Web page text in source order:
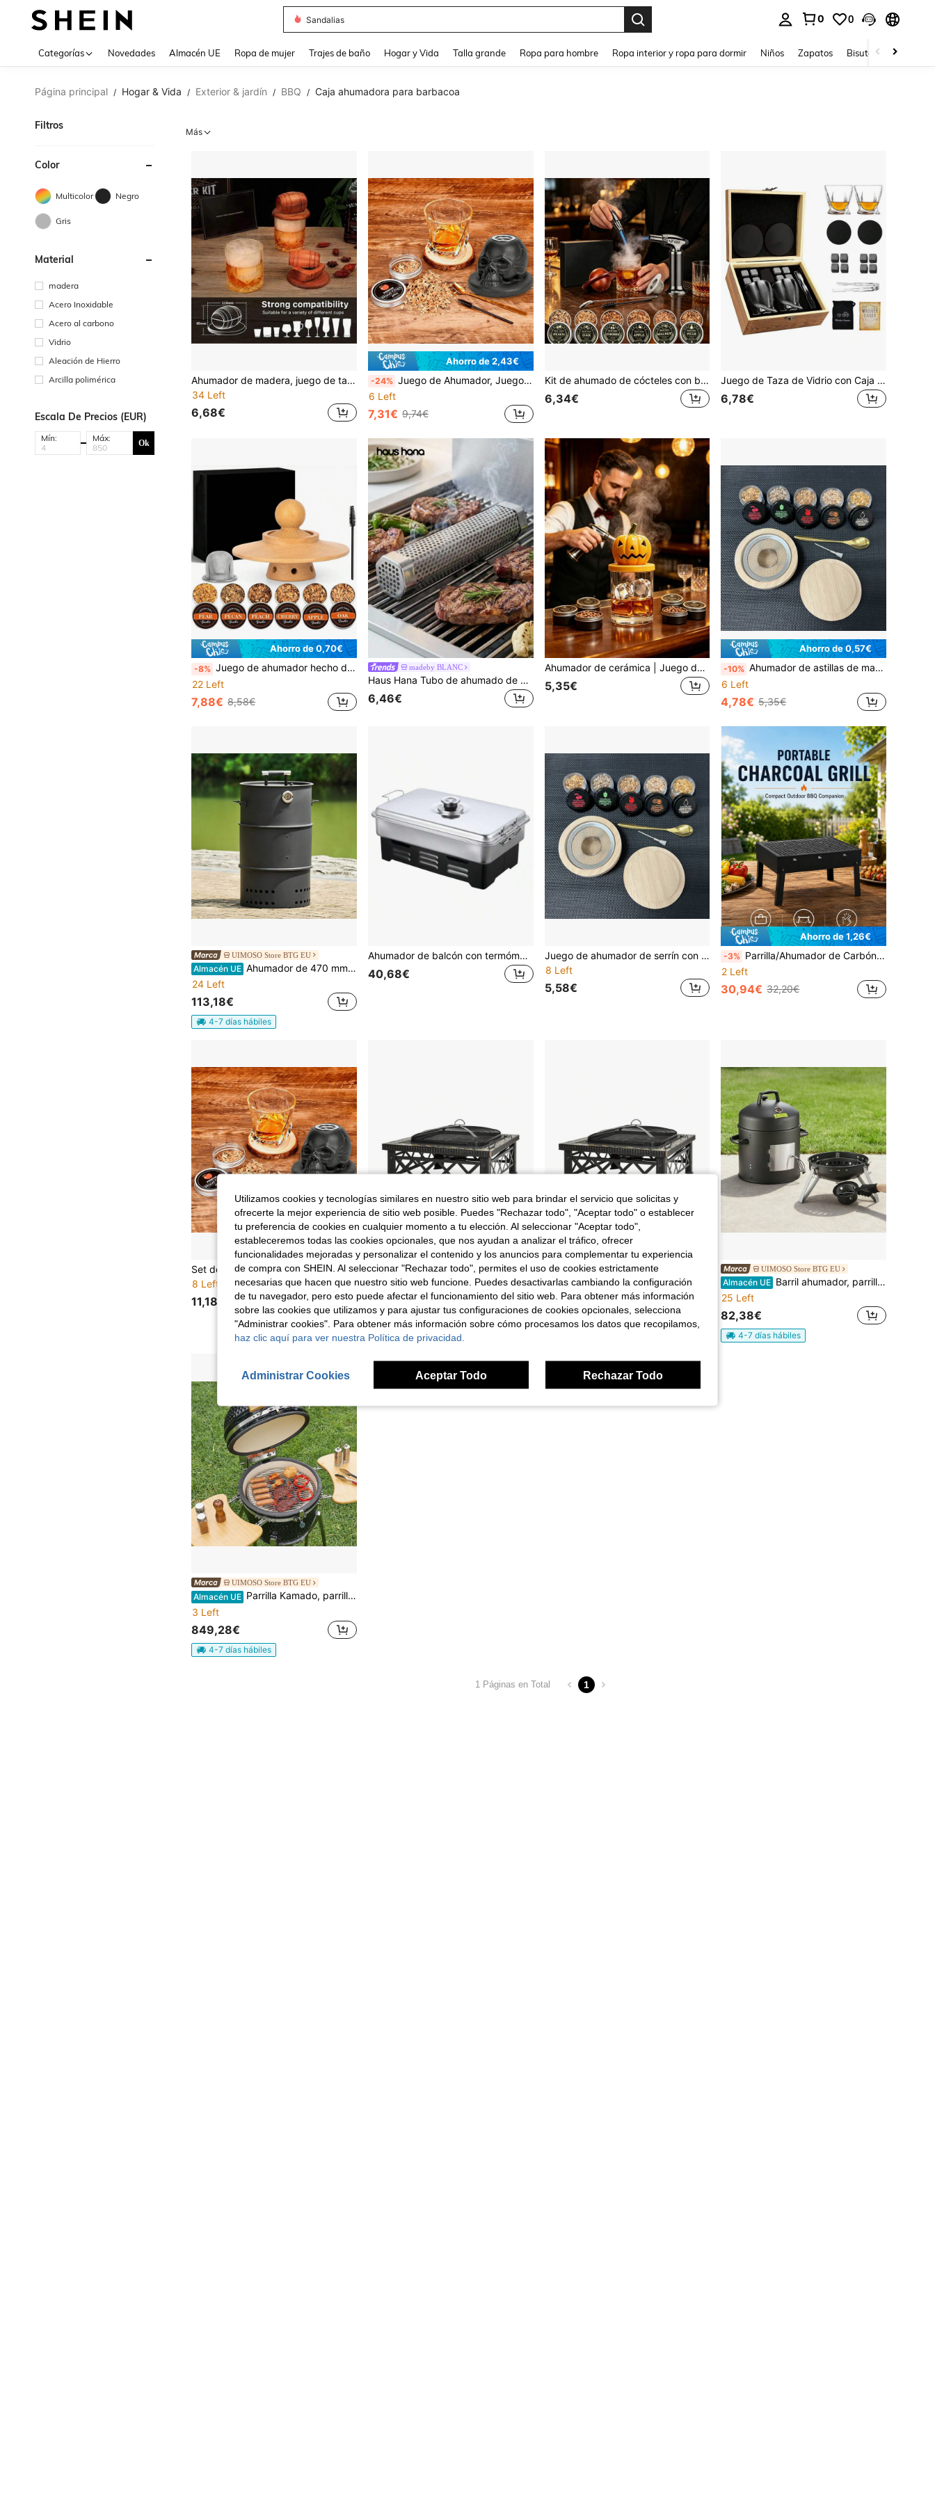
Tops
0 0
Categorías Novedades Almacén UE Ropa de mujer Trajes de baño Hogar y Vida Talla grande Ropa para hombre Ropa interior y ropa para dormir Niños Zapatos Bisutería Y
Página principal / Hogar & Vida / Exterior & jardín / BBQ / Caja ahumadora para barbacoa
Filtros
Color
Multicolor Negro
Gris
Material
madera
Acero Inoxidable
Acero al carbono
Vidrio
Aleación de Hierro
Arcilla polimérica
Escala De Precios (EUR)
Mín: Máx: Ok
Más
Ahumador de madera, juego de tapa de madera para ahumar licores y cócteles de whisky
34 Left
6,68€
Ahorro de 2,43€
-24% Juego de Ahumador, Juego de Ahumador de Cerámica, Juego de Infusor, Adecuado para Juego de Ahumado de Bebidas, Adecuado para Padre, Esposo, Amigo
6 Left
7,31€ 9,74€
Kit de ahumado de cócteles con base de madera para whisky, potenciador de aroma de madera, fabricante de cócteles con tapa de madera, regalo para el Día de San Valentín y el Día del Padre (combustible no incluido)
6,34€
Juego de Taza de Vidrio con Caja de Madera, Juego de Piedras de Hielo de Granito, Múltiples Tazas, Caja de Madera Exquisita, Prepara un Regalo para Amigos, Lleva el Juego Exquisito para Viajes al Aire Libre
6,78€
Ahorro de 0,70€
-8% Juego de ahumador hecho de serrín de madera, regalos creativos, juego de ahumador multifuncional, esencial para reuniones familiares, barbacoas al aire libre y camping
22 Left
7,88€ 8,58€
madeby BLANC
Haus Hana Tubo de ahumado de acero inoxidable, caja de madera de frutas, caja de humo frío para exteriores, herramienta universal para barbacoa, red de humo de partículas, caja de barbacoa
6,46€
Ahumador de cerámica | Juego de ahumador, juego de infusor con forma de calabaza de Halloween, juego de ahumador de virutas de madera, adecuado para juego de ahumado de bebidas, perfecto para padre, esposo, amigo
5,35€
Ahorro de 0,57€
-10% Ahumador de astillas de madera que utiliza astillas de madera, 5 sabores naturales incluyendo cereza, manzana, nuez, barril de roble, adecuado para alimentos, quesos, postres, con tapa de madera, juego de ahumado dedicado
6 Left
4,78€ 5,35€
UIMOSO Store BTG EU
Almacén UE Ahumador de 470 mm, parrilla de carbón, ahumador para barbacoa, barril de acero revestido con 2 rejillas, 1 barra para colgar, 6 ganchos y termómetro, ideal para fiestas, jardín y patio.
24 Left
113,18€
4-7 días hábiles
Ahumador de balcón con termómetro Kinghoff
40,68€
Juego de ahumador de serrín con serrín, 5 sabores de serrín natural, incluyendo cereza, manzana, nuez, serrín para bebidas, comida, cócteles, queso, postres, juego de ahumador especial con tapa de madera
8 Left
5,58€
Ahorro de 1,26€
-3% Parrilla/Ahumador de Carbón Portátil Plegable - Adecuado para Asar Filetes, Verduras, Etc.; Parrilla de Cocina al Aire Libre y Accesorios, Camping, Picnic, Reuniones en el Jardín y la Playa, Fiestas de Tailgate, Reuniones en el Patio Trasero, Pequeña Parrilla de Escritorio al Aire Libre
2 Left
30,94€ 32,20€
Set de Regalo de Alimentos Ahumados, Suministros para Fiestas Navideñas, Opción de Regalo para el Día del Padre
8 Left
11,18€
Almacén UE Outsunny 3-en-1 Fuego de Exterior, Chimenea con Protector de Chispas, Rejilla para Parrilla y Cubo de Hielo para BBQ de Jardín Negro 76x76x47cm
10 Left
207,00€
Almacén UE Outsunny 3-en-1 Fuego de Exterior, Chimenea con Protector de Chispas, Parrilla y Cubo de Hielo para BBQ de Jardín Negro 76x76x47cm
10 Left
216,00€
4-7 días hábiles
UIMOSO Store BTG EU
Almacén UE Barril ahumador, parrilla vertical de carbón de 40 cm, parrilla de acero revestido con 2 rejillas, termómetro, orificios de ventilación y cenicero extraíble, ahumador para barbacoas.
25 Left
82,38€
4-7 días hábiles
UIMOSO Store BTG EU
Almacén UE Parrilla Kamado, parrilla de cerámica, ahumador Ø 450 mm, con asas de madera, estantes laterales, soporte metálico con ruedas y termómetro hasta 400 °C, flujo de aire superior e inferior, para barbacoa, asado, cocción y horneado al aire libre.
3 Left
849,28€
4-7 días hábiles
1 Páginas en Total 1
Utilizamos cookies y tecnologías similares en nuestro sitio web para brindar el servicio que solicitas y
ofrecerte la mejor experiencia de sitio web posible. Puedes "Rechazar todo", "Aceptar todo" o establecer
tu preferencia de cookies en cualquier momento a tu elección. Al seleccionar "Aceptar todo",
estableceremos todas las cookies opcionales, que nos ayudan a analizar el tráfico, ofrecer
funcionalidades mejoradas y personalizar el contenido y los anuncios para complementar tu experiencia
de compra con SHEIN. Al seleccionar "Rechazar todo", permites el uso de cookies estrictamente
necesarias que hacen que nuestro sitio web funcione. Puedes desactivarlas cambiando la configuración
de tu navegador, pero esto puede afectar el funcionamiento del sitio web. Para obtener más información
sobre las cookies que utilizamos y para ajustar tus configuraciones de cookies opcionales, selecciona
"Administrar cookies". Para obtener más información sobre cómo procesamos los datos que recopilamos,
haz clic aquí para ver nuestra Política de privacidad.
Administrar Cookies Aceptar Todo Rechazar Todo